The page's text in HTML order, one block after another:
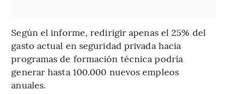
Según el informe, redirigir apenas el 25% del
gasto actual en seguridad privada hacia
programas de formación técnica podría
generar hasta 100.000 nuevos empleos
anuales.